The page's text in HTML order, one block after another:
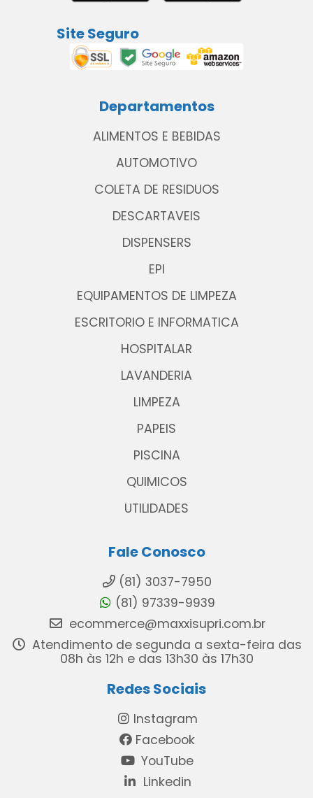
Site Seguro
Departamentos
ALIMENTOS E BEBIDAS
AUTOMOTIVO
COLETA DE RESIDUOS
DESCARTAVEIS
DISPENSERS
EPI
EQUIPAMENTOS DE LIMPEZA
ESCRITORIO E INFORMATICA
HOSPITALAR
LAVANDERIA
LIMPEZA
PAPEIS
PISCINA
QUIMICOS
UTILIDADES
Fale Conosco
(81) 3037-7950
(81) 97339-9939
ecommerce@maxxisupri.com.br
Atendimento de segunda a sexta-feira das
08h às 12h e das 13h30 às 17h30
Redes Sociais
Instagram
Facebook
YouTube
Linkedin